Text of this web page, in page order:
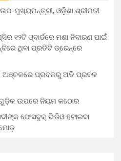
ମୁଖ୍ୟମନ୍ତ୍ରୀ, ଓଡ଼ିଶା ଶ୍ରୀମତୀ
୧୨ଟି ଓ୍ବାର୍ଡରେ ମଶା ନିବାରଣ ପାଇଁ
ଥିବା ପ୍ରତିଟି ଡ୍ରେନ୍‌ରେ
ଅଞ୍ଚଳରେ ପ୍ରବଳରୁ ଅତି ପ୍ରବଳ
ଉପରେ ନିୟମ କଠୋର
ଫେସବୁକ୍ ଭିଡିଓ ହଟାଇବା